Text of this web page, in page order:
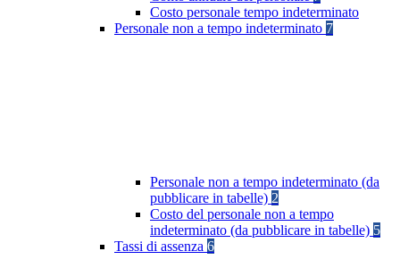
Costo personale tempo indeterminato
Personale non a tempo indeterminato 7
Personale non a tempo indeterminato (da
pubblicare in tabelle) 2
Costo del personale non a tempo
indeterminato (da pubblicare in tabelle) 5
Tassi di assenza 6